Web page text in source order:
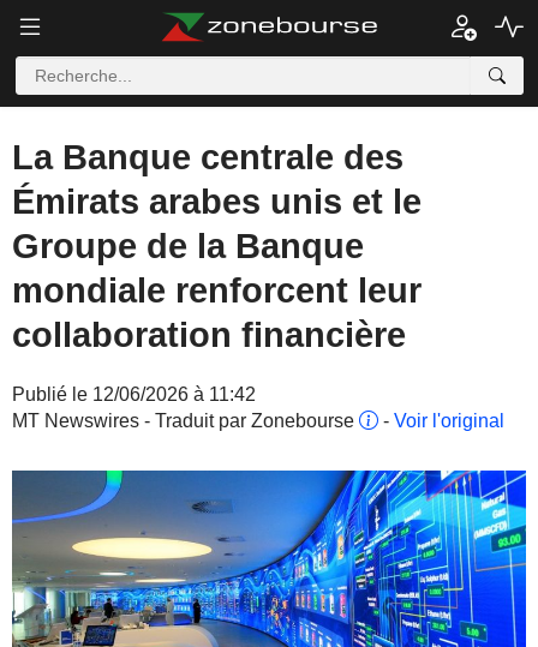
La Banque centrale des
Émirats arabes unis et le
Groupe de la Banque
mondiale renforcent leur
collaboration financière
Publié le 12/06/2026 à 11:42
MT Newswires - Traduit par Zonebourse
- Voir l'original